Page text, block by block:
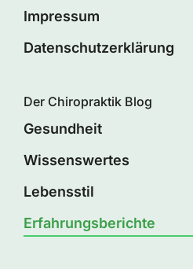
Impressum
Datenschutzerklärung
Der Chiropraktik Blog
Gesundheit
Wissenswertes
Lebensstil
Erfahrungsberichte